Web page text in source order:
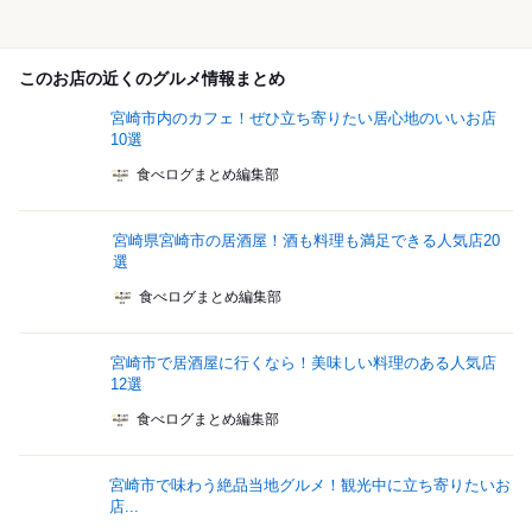
このお店の近くのグルメ情報まとめ
宮崎市内のカフェ！ぜひ立ち寄りたい居心地のいいお店
10選
食べログまとめ編集部
宮崎県宮崎市の居酒屋！酒も料理も満足できる人気店20
選
食べログまとめ編集部
宮崎市で居酒屋に行くなら！美味しい料理のある人気店
12選
食べログまとめ編集部
宮崎市で味わう絶品当地グルメ！観光中に立ち寄りたいお
店...